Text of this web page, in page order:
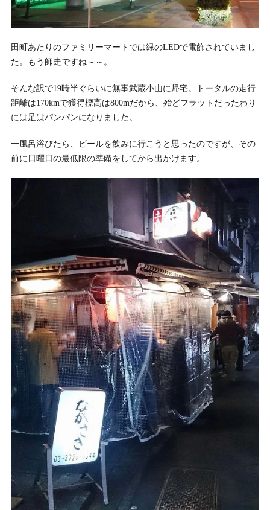
田町あたりのファミリーマートでは緑のLEDで電飾されていまし
た。もう師走ですね～～。
そんな訳で19時半ぐらいに無事武蔵小山に帰宅。トータルの走行
距離は170kmで獲得標高は800mだから、殆どフラットだったわり
には足はパンパンになりました。
一風呂浴びたら、ビールを飲みに行こうと思ったのですが、その
前に日曜日の最低限の準備をしてから出かけます。